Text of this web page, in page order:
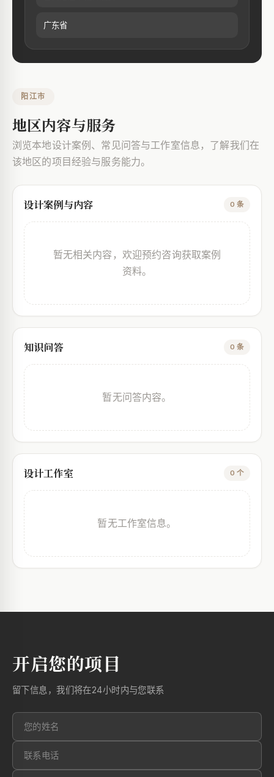
广东省
阳江市
地区内容与服务
浏览本地设计案例、常见问答与工作室信息，了解我们在
该地区的项目经验与服务能力。
设计案例与内容 0 条
暂无相关内容，欢迎预约咨询获取案例
资料。
知识问答 0 条
暂无问答内容。
设计工作室 0 个
暂无工作室信息。
开启您的项目
留下信息，我们将在24小时内与您联系